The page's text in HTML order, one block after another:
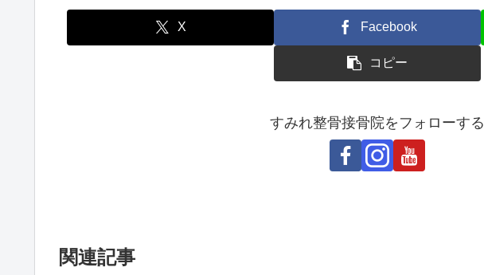
X Facebook
コピー
すみれ整骨接骨院をフォローする
関連記事